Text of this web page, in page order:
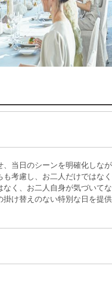
当日のシーンを明確化しな
考慮し、お二人だけではな
く、お二人自身が気づいて
け替えのない特別な日を提供